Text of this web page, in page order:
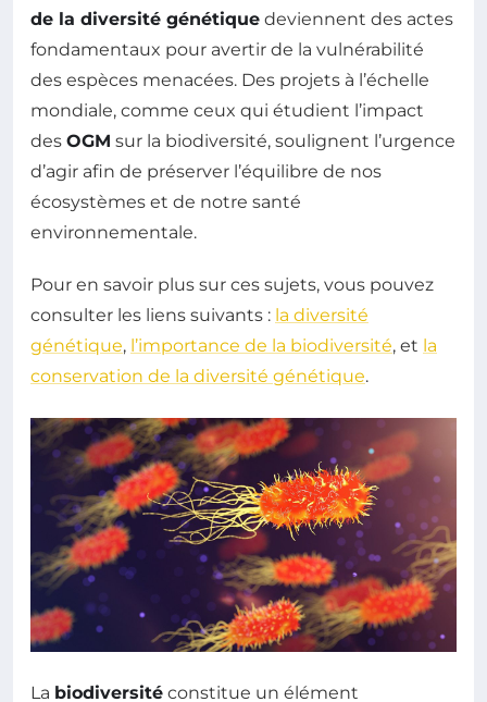
de la diversité génétique deviennent des actes
fondamentaux pour avertir de la vulnérabilité
des espèces menacées. Des projets à l’échelle
mondiale, comme ceux qui étudient l’impact
des OGM sur la biodiversité, soulignent l’urgence
d’agir afin de préserver l’équilibre de nos
écosystèmes et de notre santé
environnementale.
Pour en savoir plus sur ces sujets, vous pouvez
consulter les liens suivants : la diversité
génétique, l’importance de la biodiversité, et la
conservation de la diversité génétique.
La biodiversité constitue un élément